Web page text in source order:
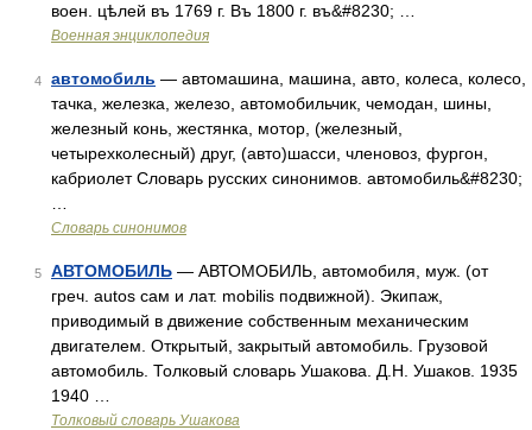
воен. цѣлей въ 1769 г. Въ 1800 г. въ&#8230; …
Военная энциклопедия
4 автомобиль — автомашина, машина, авто, колеса, колесо,
тачка, железка, железо, автомобильчик, чемодан, шины,
железный конь, жестянка, мотор, (железный,
четырехколесный) друг, (авто)шасси, членовоз, фургон,
кабриолет Словарь русских синонимов. автомобиль&#8230;
Словарь синонимов
5 АВТОМОБИЛЬ — АВТОМОБИЛЬ, автомобиля, муж. (от
греч. autos сам и лат. mobilis подвижной). Экипаж,
приводимый в движение собственным механическим
двигателем. Открытый, закрытый автомобиль. Грузовой
автомобиль. Толковый словарь Ушакова. Д.Н. Ушаков. 1935
1940 …
Толковый словарь Ушакова